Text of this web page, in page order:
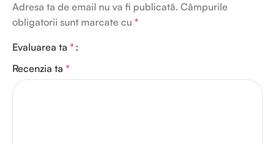
Adresa ta de email nu va fi publicată. Câmpurile
obligatorii sunt marcate cu *
Evaluarea ta *
Recenzia ta *